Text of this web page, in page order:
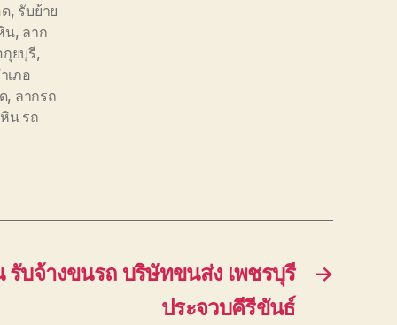
, รับย้าย
น, ลาก
กุยบุรี,
เภอ
, ลากรถ
น รถ
→
รับจ้างขนรถ บริษัทขนส่ง เพชรบุรี
ประจวบคีรีขันธ์